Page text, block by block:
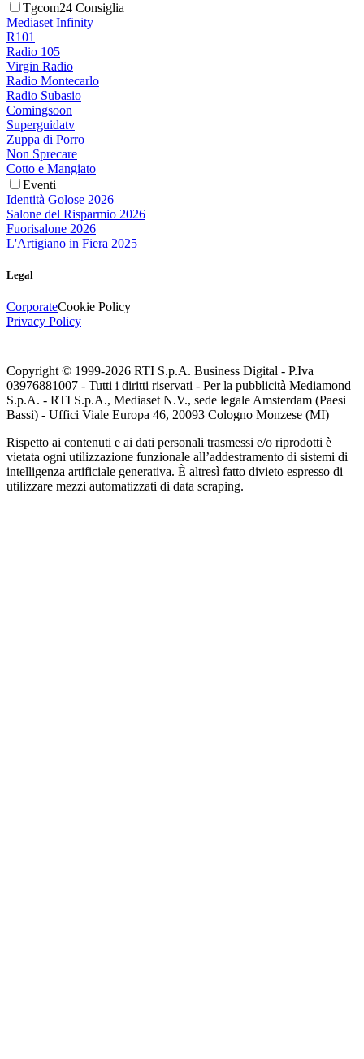
Tgcom24 Consiglia
Mediaset Infinity
R101
Radio 105
Virgin Radio
Radio Montecarlo
Radio Subasio
Comingsoon
Superguidatv
Zuppa di Porro
Non Sprecare
Cotto e Mangiato
Eventi
Identità Golose 2026
Salone del Risparmio 2026
Fuorisalone 2026
L'Artigiano in Fiera 2025
Legal
CorporateCookie Policy
Privacy Policy
Copyright © 1999-2026 RTI S.p.A. Business Digital - P.Iva
03976881007 - Tutti i diritti riservati - Per la pubblicità Mediamond
S.p.A. - RTI S.p.A., Mediaset N.V., sede legale Amsterdam (Paesi
Bassi) - Uffici Viale Europa 46, 20093 Cologno Monzese (MI)
Rispetto ai contenuti e ai dati personali trasmessi e/o riprodotti è
vietata ogni utilizzazione funzionale all’addestramento di sistemi di
intelligenza artificiale generativa. È altresì fatto divieto espresso di
utilizzare mezzi automatizzati di data scraping.